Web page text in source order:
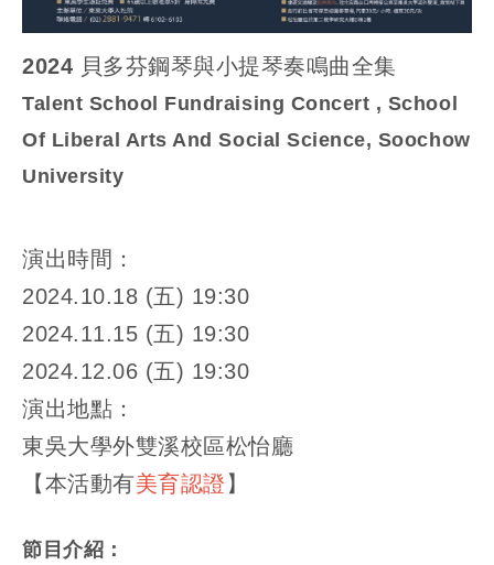
2024 貝多芬鋼琴與小提琴奏鳴曲全集
Talent School Fundraising Concert , School
Of Liberal Arts And Social Science, Soochow
University
演出時間：
2024.10.18 (五) 19:30
2024.11.15 (五) 19:30
2024.12.06 (五) 19:30
演出地點：
東吳大學外雙溪校區松怡廳
【本活動有美育認證 】
節目介紹：